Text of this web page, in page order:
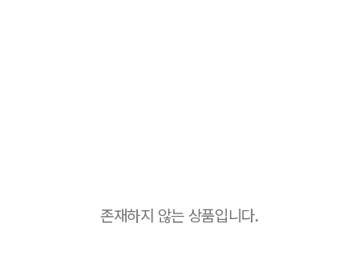
존재하지 않는 상품입니다.